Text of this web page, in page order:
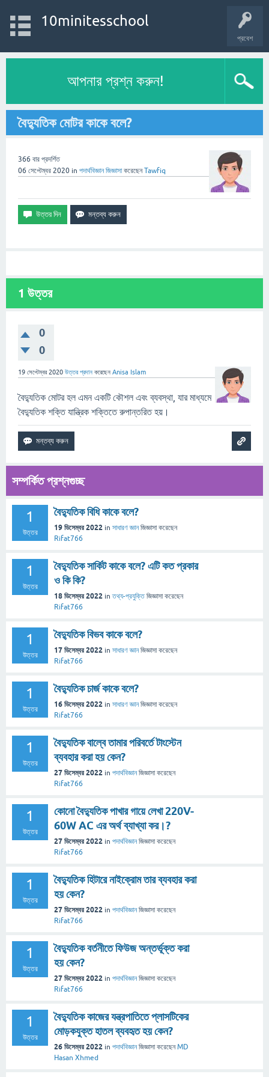
প্রবেশ
10minitesschool
আপনার প্রশ্ন করুন!
বৈদ্যুতিক মোটর কাকে বলে?
366 বার প্রদর্শিত
06 সেপ্টেম্বর 2020 in পদার্থবিজ্ঞান জিজ্ঞাসা করেছেনTawfiq
1 উত্তর
0
0
19 সেপ্টেম্বর 2020 উত্তর প্রদান করেছেন Anisa Islam
বৈদ্যুতিক মোটর হল এমন একটি কৌশল এবং ব্যবস্থা, যার মাধ্যমে
বৈদ্যুতিক শক্তি যান্ত্রিক শক্তিতে রুপান্তরিত হয়।
সম্পর্কিত প্রশ্নগুচ্ছ
1
উত্তর
বৈদ্যুতিক বিধি কাকে বলে?
19 ডিসেম্বর 2022 in সাধারণ জ্ঞান জিজ্ঞাসা করেছেন
Rifat766
1
উত্তর
বৈদ্যুতিক সার্কিট কাকে বলে? এটি কত প্রকার
ও কি কি?
18 ডিসেম্বর 2022 inতথ্য-প্রযুক্তি জিজ্ঞাসা করেছেন
Rifat766
1
উত্তর
বৈদ্যুতিক বিভব কাকে বলে?
17 ডিসেম্বর 2022 in সাধারণ জ্ঞান জিজ্ঞাসা করেছেন
Rifat766
1
উত্তর
বৈদ্যুতিক চার্জ কাকে বলে?
16 ডিসেম্বর 2022 in সাধারণ জ্ঞান জিজ্ঞাসা করেছেন
Rifat766
1
উত্তর
বৈদ্যুতিক বাল্বে তামার পরিবর্তে টাংস্টেন
ব্যবহার করা হয় কেন?
27 ডিসেম্বর 2022 in পদার্থবিজ্ঞান জিজ্ঞাসা করেছেন
Rifat766
1
উত্তর
কোনো বৈদ্যুতিক পাখার গায়ে লেখা 220V-
60W AC এর অর্থ ব্যাখ্যা কর।?
27 ডিসেম্বর 2022 in পদার্থবিজ্ঞান জিজ্ঞাসা করেছেন
Rifat766
1
উত্তর
বৈদ্যুতিক হিটারে নাইক্রোম তার ব্যবহার করা
হয় কেন?
27 ডিসেম্বর 2022 in পদার্থবিজ্ঞান জিজ্ঞাসা করেছেন
Rifat766
1
উত্তর
বৈদ্যুতিক বর্তনীতে ফিউজ অন্তর্ভূক্ত করা
হয় কেন?
27 ডিসেম্বর 2022 in পদার্থবিজ্ঞান জিজ্ঞাসা করেছেন
Rifat766
1
উত্তর
বৈদ্যুতিক কাজের যন্ত্রপাতিতে প্লাসটিকের
মোড়কযুক্ত হাতল ব্যবহৃত হয় কেন?
26 ডিসেম্বর 2022 in পদার্থবিজ্ঞান জিজ্ঞাসা করেছেনMD
Hasan Xhmed